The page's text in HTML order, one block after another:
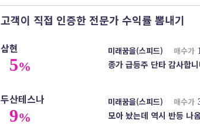
고객이 직접 인증한 전문가 수익률 뽐내기
삼현
5%
미래꿈을(스피드) 매수가
종가 급등주 단타 감사합
두산테스나
9%
미래꿈을(스피드) 매수가
모아 놨는데 역시 반등 나